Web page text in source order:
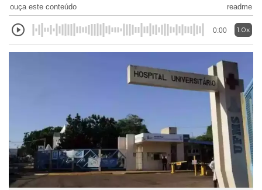
ouça este conteúdo readme
0:00 1.0x